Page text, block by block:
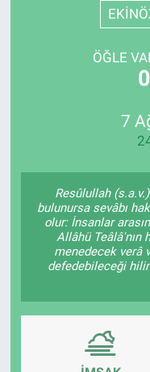
ÖĞLE
7
Resûlullah
bulunursa sevâbı
olur: İnsanlar
Allâhü Teâlâ'nın
menedecek verâ
defedebileceği